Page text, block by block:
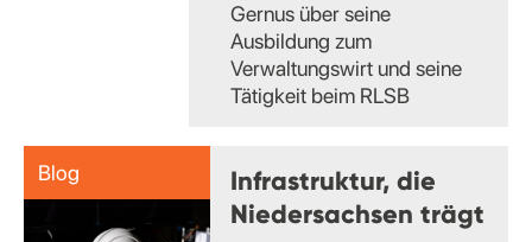
Gernus über seine
Ausbildung zum
Verwaltungswirt und seine
Tätigkeit beim RLSB
Blog
Infrastruktur, die
Niedersachsen trägt